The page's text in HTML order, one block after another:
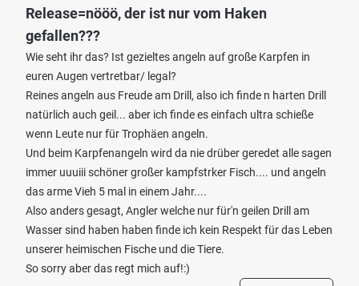
Release=nööö, der ist nur vom Haken
gefallen???
Wie seht ihr das? Ist gezieltes angeln auf große Karpfen in
euren Augen vertretbar/ legal?
Reines angeln aus Freude am Drill, also ich finde n harten Drill
natürlich auch geil... aber ich finde es einfach ultra schieße
wenn Leute nur für Trophäen angeln.
Und beim Karpfenangeln wird da nie drüber geredet alle sagen
immer uuuiii schöner großer kampfstrker Fisch.... und angeln
das arme Vieh 5 mal in einem Jahr....
Also anders gesagt, Angler welche nur für'n geilen Drill am
Wasser sind haben haben finde ich kein Respekt für das Leben
unserer heimischen Fische und die Tiere.
So sorry aber das regt mich auf!:)